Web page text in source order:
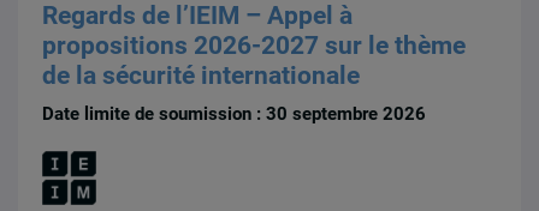
Regards de l’IEIM – Appel à
propositions 2026-2027 sur le thème
de la sécurité internationale
Date limite de soumission : 30 septembre 2026